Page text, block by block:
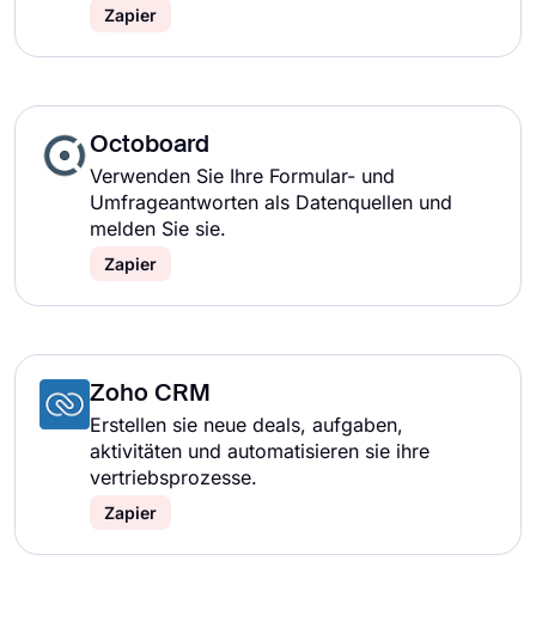
Zapier
Octoboard
Verwenden Sie Ihre Formular- und
Umfrageantworten als Datenquellen und
melden Sie sie.
Zapier
Zoho CRM
Erstellen sie neue deals, aufgaben,
aktivitäten und automatisieren sie ihre
vertriebsprozesse.
Zapier